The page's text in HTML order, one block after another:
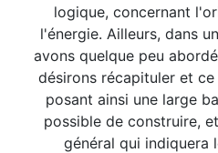
logique, concernant
l'énergie. Ailleurs, dans
avons quelque peu
désirons récapituler et
posant ainsi une large
possible de construire,
général qui indiquera